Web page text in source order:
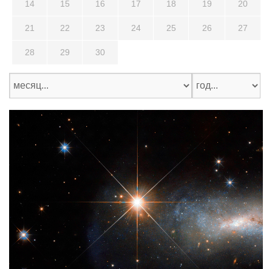
14 15 16 17 18 19 20
21 22 23 24 25 26 27
28 29 30